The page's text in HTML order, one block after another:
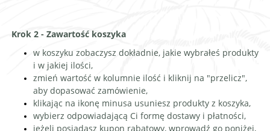
Krok 2 - Zawartość koszyka
w koszyku zobaczysz dokładnie, jakie wybrałeś produkty
i w jakiej ilości,
zmień wartość w kolumnie ilość i kliknij na "przelicz",
aby dopasować zamówienie,
klikając na ikonę minusa usuniesz produkty z koszyka,
wybierz odpowiadającą Ci formę dostawy i płatności,
jeżeli posiadasz kupon rabatowy, wprowadź go poniżej,